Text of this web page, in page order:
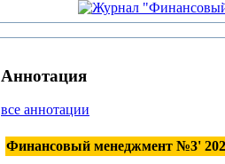
Аннотация
все аннотации
Финансовый менеджмент №3'